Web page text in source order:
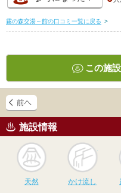
霧の森交湯～館の口コミ一覧に戻る >
この施
施設情報
天然
かけ
かけ流し